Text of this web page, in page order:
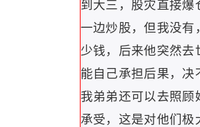
到大三，股灾直接
一边炒股，但我没有
少钱，后来他突然
能自己承担后果，决
我弟弟还可以去照顾
承受，这是对他们